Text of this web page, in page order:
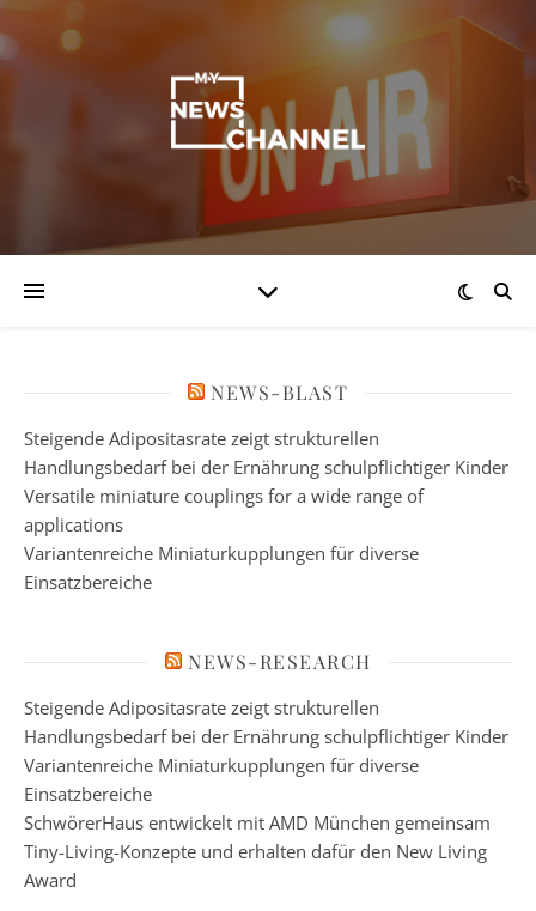
NEWS-BLAST
Steigende Adipositasrate zeigt strukturellen
Handlungsbedarf bei der Ernährung schulpflichtiger Kinder
Versatile miniature couplings for a wide range of
applications
Variantenreiche Miniaturkupplungen für diverse
Einsatzbereiche
NEWS-RESEARCH
Steigende Adipositasrate zeigt strukturellen
Handlungsbedarf bei der Ernährung schulpflichtiger Kinder
Variantenreiche Miniaturkupplungen für diverse
Einsatzbereiche
SchwörerHaus entwickelt mit AMD München gemeinsam
Tiny-Living-Konzepte und erhalten dafür den New Living
Award